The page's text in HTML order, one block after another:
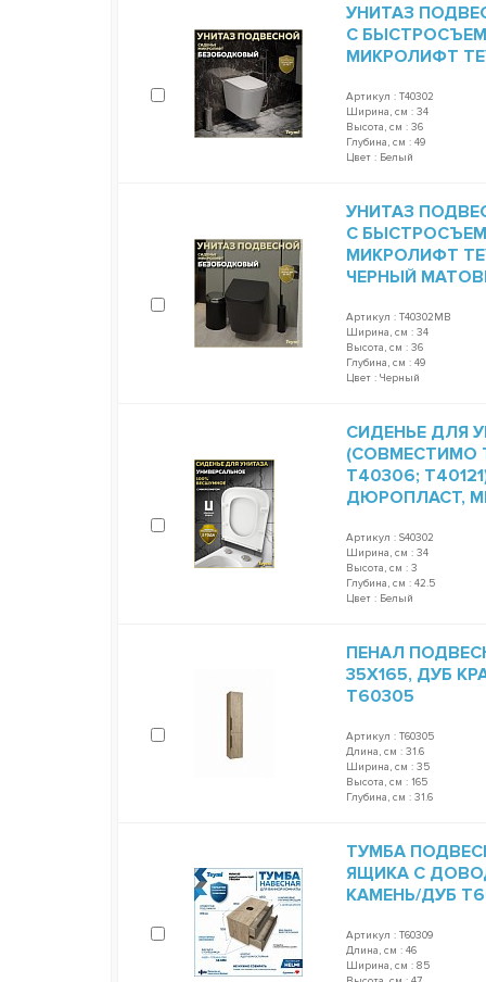
УНИТАЗ
С
МИКРОЛИФТ
Артикул : T40302
Ширина, см : 34
Высота, см : 36
Глубина, см : 49
Цвет : Белый
УНИТАЗ
С
МИКРОЛИФТ
ЧЕРНЫЙ
Артикул : T40302MB
Ширина, см : 34
Высота, см : 36
Глубина, см : 49
Цвет : Черный
СИДЕНЬЕ ДЛЯ
(СОВМЕСТИМО
T40306;
ДЮРОПЛАСТ,
Артикул : S40302
Ширина, см : 34
Высота, см : 3
Глубина, см : 42.5
Цвет : Белый
ПЕНАЛ
35Х165, ДУБ
T60305
Артикул : T60305
Длина, см : 31.6
Ширина, см : 35
Высота, см : 165
Глубина, см : 31.6
ТУМБА
ЯЩИКА С
КАМЕНЬ/ДУБ
Артикул : T60309
Длина, см : 46
Ширина, см : 85